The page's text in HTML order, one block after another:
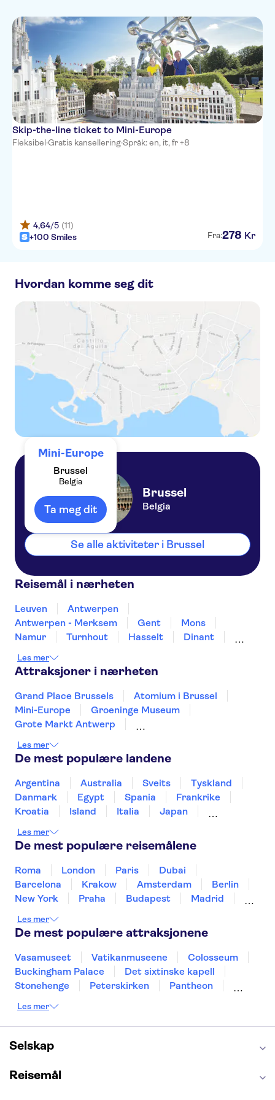
Italian
Portuguese
Russian
Skip-the-line ticket to Mini-Europe
Fleksibel·Gratis kansellering·Språk: en, it, fr +8
4,64/5 (11)
+100 Smiles
Fra:278 Kr
Hvordan komme seg dit
Mini-Europe
Brussel
Belgia
Ta meg dit
Brussel
Belgia
Se alle aktiviteter i Brussel
Reisemål i nærheten
Leuven
Antwerpen
Antwerpen - Merksem
Gent
Mons
Namur
Turnhout Hasselt
Dinant
Blankenberge
Brugge
Les mer
Attraksjoner i nærheten
Grand Place Brussels
Atomium i Brussel
Mini-Europe
Groeninge Museum
Grote Markt Antwerp
Graslei and Korenlei
Het Steen Castle
Castle Gravensteen
Vrijdagmarkt
Rubens House
Historium Bruges
Museum aan de Stroom
De Halve Maan Brewery
Rosary Quay
Les mer
De mest populære landene
Argentina Australia Sveits
Tyskland
Danmark
Egypt Spania
Frankrike
Kroatia
Island Italia
Japan
Portugal
Sverige Thailand
Les mer
De mest populære reisemålene
Roma London Paris
Dubai
Barcelona
Krakow Amsterdam
Berlin
New York
Praha Budapest
Madrid
Gdansk
Alicante Riga
Les mer
De mest populære attraksjonene
Vasamuseet Vatikanmuseene
Colosseum
Buckingham Palace
Det sixtinske kapell
Stonehenge
Peterskirken
Pantheon
Burj Khalifa
Alcatraz
Alhambra
Harry Potter Studios
Anne Franks hus
Blue Lagoon
Les mer
Selskap
Reisemål